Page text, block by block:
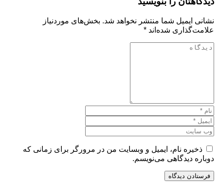
نشانی ایمیل شما منتشر نخواهد شد. بخش‌های موردنیاز
علامت‌گذاری شده‌اند *
ذخیره نام، ایمیل و وبسایت من در مرورگر برای زمانی که
دوباره دیدگاهی می‌نویسم.